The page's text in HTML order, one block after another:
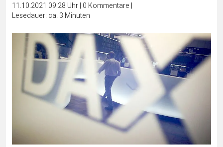
11.10.2021 09:28 Uhr| 0 Kommentare |
Lesedauer: ca. 3 Minuten